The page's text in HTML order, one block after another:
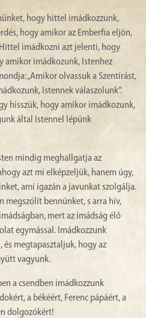
hogy hittel imádkozzunk,
hogy amikor az Emberfia eljön,
imádkozni azt jelenti, hogy
amikor imádkozunk, Istenhez
„Amikor olvassuk a Szentírást,
Istennek válaszolunk”.
hisszük, hogy amikor imádkozunk,
által Istennel lépünk
mindig meghallgatja az
azt mi elképzeljük, hanem úgy,
ami igazán a javunkat szolgálja.
megszólít bennünket, s arra hív,
mert az imádság élő
egymással. Imádkozzunk
megtapasztaljuk, hogy az
vagyunk.
a csendben imádkozzunk
a békéért, Ferenc pápáért, a
dolgozókért!